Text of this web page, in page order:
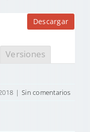
Descargar
Versiones
| Sin comentarios